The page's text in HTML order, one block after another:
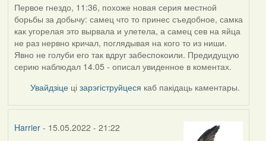
Первое гнездо, 11:36, похоже новая серия местной
борьбы за добычу: самец что то принес съедобное, самка
как угорелая это вырвала и улетела, а самец сев на яйца
не раз нервно кричал, поглядывая на кого то из ниши.
Явно не голуби его так вдруг забеспокоили. Предидущую
серию наблюдал 14.05 - описал увиденное в коментах.
Увайдзіце цізарэгіструйцеся каб пакідаць каментары.
Harrier- 15.05.2022 - 21:22